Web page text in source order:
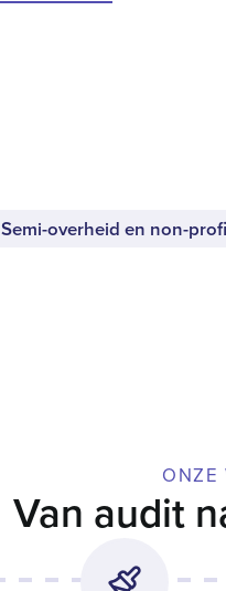
Semi-overheid en non-
ONZE
Van audit